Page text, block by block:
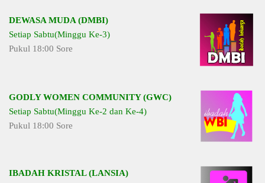
DEWASA MUDA (DMBI)
Setiap Sabtu(Minggu Ke-3)
Pukul 18:00 Sore
GODLY WOMEN COMMUNITY (GWC)
Setiap Sabtu(Minggu Ke-2 dan Ke-4)
Pukul 18:00 Sore
IBADAH KRISTAL (LANSIA)